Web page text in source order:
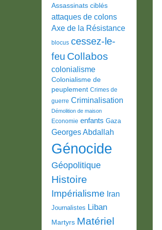
Assassinats ciblés
attaques de colons
Axe de la Résistance
blocus cessez-le-
feu Collabos
colonialisme
Colonialisme de
peuplement Crimes de
guerre Criminalisation
Démolition de maison
Economie enfants Gaza
Georges Abdallah
Génocide
Géopolitique
Histoire
Impérialisme Iran
Journalistes Liban
Martyrs Matériel